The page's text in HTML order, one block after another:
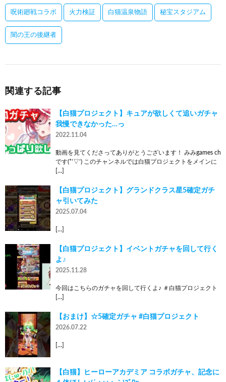
呪術廻戦コラボ 火力検証 白猫温泉物語 秘宝スタジアム
闇の王の後継者
関連する記事
【白猫プロジェクト】キュアが欲しくて追いガチャ
我慢できなかった…っ
2022.11.04
動画を見てくださってありがとうございます！ みみgames ch
です(*’▽’) このチャンネルでは白猫プロジェクトをメインに
[…]
【白猫プロジェクト】グランドクラス星5確定ガチ
ャ引いてみた
2025.07.04
[…]
【白猫プロジェクト】イベントガチャを回して行く
よ♪
2025.11.28
今回はこちらのガチャを回して行くよ♪ ＃白猫プロジェクト
[…]
【おまけ】☆5確定ガチャ #白猫プロジェクト
2026.07.22
[…]
【白猫】ヒーローアカデミア コラボガチャ、記念に